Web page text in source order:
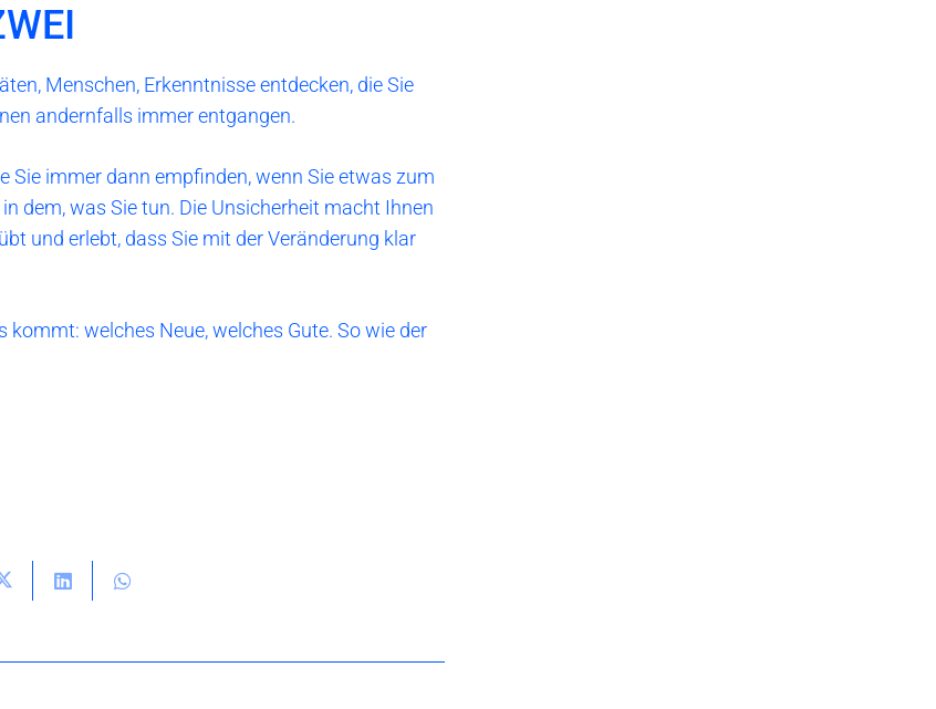
Menschen, Erkenntnisse entdecken, die Sie
andernfalls immer entgangen.
Sie immer dann empfinden, wenn Sie etwas zum
dem, was Sie tun. Die Unsicherheit macht Ihnen
und erlebt, dass Sie mit der Veränderung klar
welches Neue, welches Gute. So wie der